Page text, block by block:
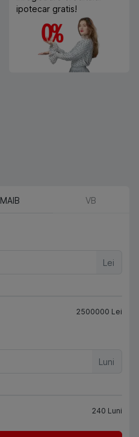
ipotecar gratis!
MAIB VB
Lei
2500000 Lei
Luni
240 Luni